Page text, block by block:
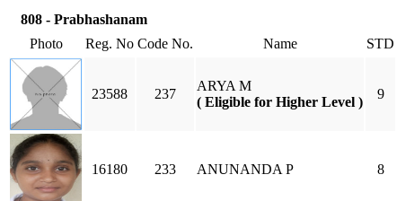
808 - Prabhashanam
Photo
Reg. No Code No. Name STD
23588 237
ARYA M
( Eligible for Higher Level )
9
16180 233 ANUNANDA P 8